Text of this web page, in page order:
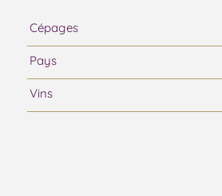
Cépages
Pays
Vins